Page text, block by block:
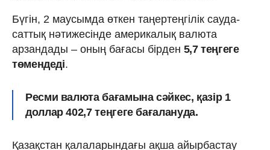
Бүгін, 2 маусымда өткен таңертеңгілік сауда-
саттық нәтижесінде америкалық валюта
арзандады – оның бағасы бірден 5,7 теңгеге
төмендеді.
Ресми валюта бағамына сәйкес, қазір 1
доллар 402,7 теңгеге бағалануда.
Қазақстан қалаларындағы ақша айырбастау